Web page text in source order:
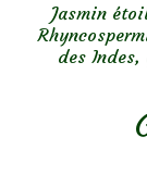
Jasmin
des